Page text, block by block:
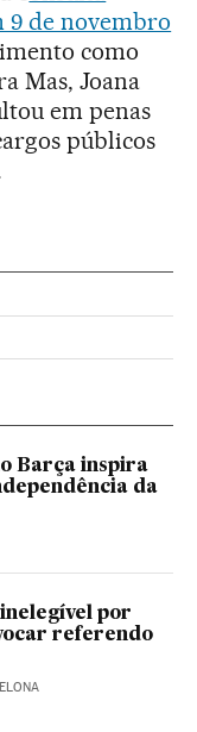
9 de novembro
como
Mas, Joana
em penas
públicos
Facebook
Barça inspira
da
por
referendo